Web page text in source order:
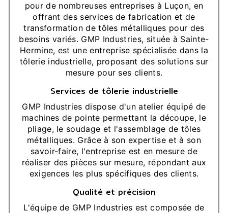
pour de nombreuses entreprises à Luçon, en
offrant des services de fabrication et de
transformation de tôles métalliques pour des
besoins variés. GMP Industries, située à Sainte-
Hermine, est une entreprise spécialisée dans la
tôlerie industrielle, proposant des solutions sur
mesure pour ses clients.
Services de tôlerie industrielle
GMP Industries dispose d'un atelier équipé de
machines de pointe permettant la découpe, le
pliage, le soudage et l'assemblage de tôles
métalliques. Grâce à son expertise et à son
savoir-faire, l'entreprise est en mesure de
réaliser des pièces sur mesure, répondant aux
exigences les plus spécifiques des clients.
Qualité et précision
L'équipe de GMP Industries est composée de